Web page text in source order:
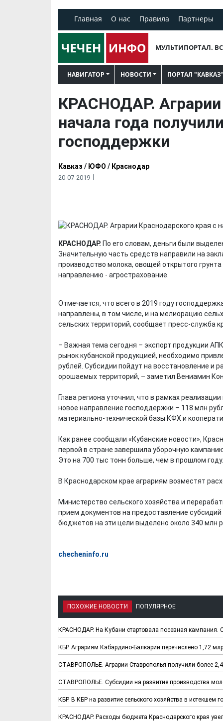
Главная О нас Правила Партнеры
МУЛЬТИПОРТАЛ.
НАВИГАТОР НОВОСТИ ПОРТАЛ "КАВКАЗ"
КРАСНОДАР. Аграрии
начала года
господдержки
Кавказ / ЮФО / Краснодар
20-07-2019
КРАСНОДАР. По его словам, деньги были
Значительную часть средств направили на
производство молока, овощей открытого
направлению - агрострахование.
Отмечается, что всего в 2019 году
направлены, в том числе, и на мелиорацию
сельских территорий, сообщает пресс-служба
– Важная тема сегодня – экспорт продукции
рынок кубанской продукцией, необходимо
рублей. Субсидии пойдут на восстановление и
орошаемых территорий, – заметил Вениамин
Глава региона уточнил, что в рамках
новое направление господдержки – 118 млн
материально-технической базы КФХ и
Как ранее сообщали «Кубанские новости»,
первой в стране завершила уборочную
Это на 700 тыс тонн больше, чем в прошлом году.
В Краснодарском крае аграриям возместят
Министерство сельского хозяйства и
прием документов на предоставление
бюджетов на эти цели выделено около 340 млн
checheninfo.ru
ПОХОЖИЕ НОВОСТИ ПОПУЛЯРНОЕ
КРАСНОДАР. На Кубани стартовала посевная кампания.
КБР. Аграриям Кабардино-Балкарии перечислено 1,72
СТАВРОПОЛЬЕ. Аграрии Ставрополья получили более
СТАВРОПОЛЬЕ. Субсидии на развитие производства
КБР. В КБР на развитие сельского хозяйства в истекшем
КРАСНОДАР. Расходы бюджета Краснодарского края